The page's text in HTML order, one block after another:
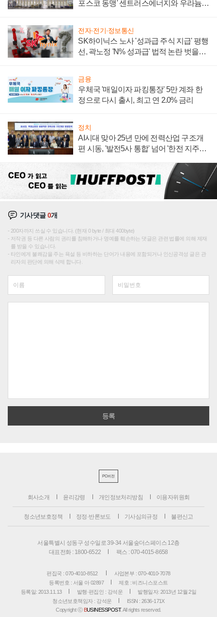
포스코 동맹' 센트러스에너지와 우라늄
전자·전기·정보통신
SK하이닉스 노사 '성과급 주식 지급' 평행
선, 곽노정 'N% 성과급' 법적 논란 벗을지
금융
우체국 '매일이자 파킹통장' 5만 계좌 한
정으로 다시 출시, 최고 연 2.0% 금리
정치
AI시대 맞아 25년 만에 전력산업 구조개
편 시동, '발전5사 통합' 넘어 '한전 지주사'
기사댓글0개
200자까지 쓰실 수 있습니다. (현재 0 byte / 최대 400byte)
저작권 등 다른 사람의 권리를 침해하거나 명예를 훼손하는 댓글은 관련 법률에 의해 제재
를 받을 수 있습니다.
타인에게 불쾌감을 주는 욕설 등 비하하는 단어가 내용에 포함되거나 인신공격성 글은 관
리자의 판단에 의해 삭제 합니다.
PC버전
회사소개 윤리강령 개인정보처리방침 이용자위원회
청소년보호정책 정정·반론보도 기사심의규정 불편신고
서울특별시 성동구 성수일로 39-34 서울숲더스페이스 12층
대표전화 : 1800-6522
팩스 : 070-4015-8658
편집국 : 070-4010-8512
사업본부 : 070-4010-7078
등록번호 : 서울 아 02897
제호 : 비즈니스포스트
등록일: 2013.11.13
발행·편집인 : 강석운
발행일자: 2013년 12월 2일
청소년보호책임자 : 강석운
ISSN : 2636-171X
Copyright ⓒ BUSINESSPOST. All rights reserved.